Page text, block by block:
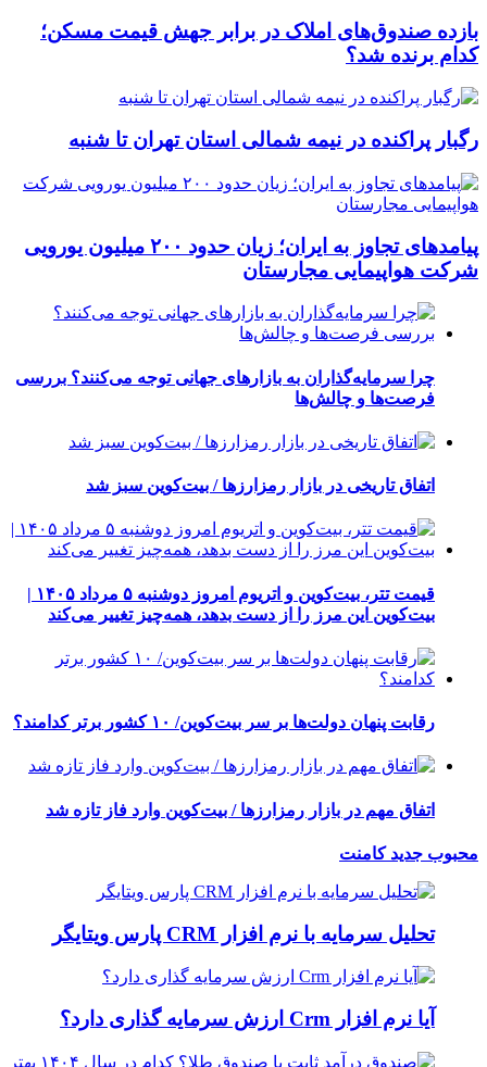
بازده صندوق‌های املاک در برابر جهش قیمت مسکن؛
کدام برنده شد؟
رگبار پراکنده در نیمه شمالی استان تهران تا شنبه
پیامدهای تجاوز به ایران؛ زیان حدود ۲۰۰ میلیون یورویی
شرکت هواپیمایی مجارستان
چرا سرمایه‌گذاران به بازارهای جهانی توجه می‌کنند؟ بررسی
فرصت‌ها و چالش‌ها
اتفاق تاریخی در بازار رمزارزها / بیت‌کوین سبز شد
قیمت تتر، بیت‌کوین و اتریوم امروز دوشنبه ۵ مرداد ۱۴۰۵ |
بیت‌کوین این مرز را از دست بدهد، همه‌چیز تغییر می‌کند
رقابت پنهان دولت‌ها بر سر بیت‌کوین/ ۱۰ کشور برتر کدامند؟
اتفاق مهم در بازار رمزارزها / بیت‌کوین وارد فاز تازه شد
محبوب جدیدکامنت
تحلیل سرمایه با نرم افزار CRM پارس ویتایگر
آیا نرم افزار Crm ارزش سرمایه گذاری دارد؟